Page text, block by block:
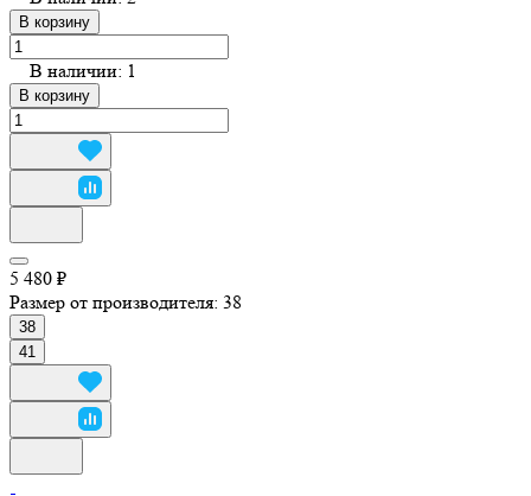
В корзину
В наличии: 1
В корзину
5 480 ₽
Размер от производителя: 38
38
41